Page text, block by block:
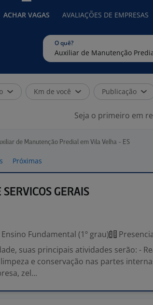
ACHAR VAGAS AVALIAÇÕES DE EMPRESAS
O quê?
Km de você Publicação
Seja o primeiro em
de Manutenção Predial em Vila Velha - ES
Próximas
GERAIS
Ensino Fundamental (1º grau)
suas principais atividades serão: -
e conservação nas partes
zel...